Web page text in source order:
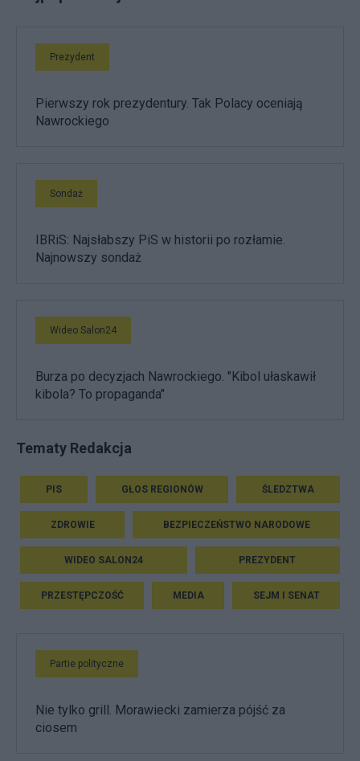
Prezydent
Pierwszy rok prezydentury. Tak Polacy oceniają
Nawrockiego
Sondaż
IBRiS: Najsłabszy PiS w historii po rozłamie.
Najnowszy sondaż
Wideo Salon24
Burza po decyzjach Nawrockiego. "Kibol ułaskawił
kibola? To propaganda"
Tematy Redakcja
PIS GŁOS REGIONÓW ŚLEDZTWA
ZDROWIE BEZPIECZEŃSTWO NARODOWE
WIDEO SALON24 PREZYDENT
PRZESTĘPCZOŚĆ MEDIA SEJM I SENAT
Partie polityczne
Nie tylko grill. Morawiecki zamierza pójść za
ciosem